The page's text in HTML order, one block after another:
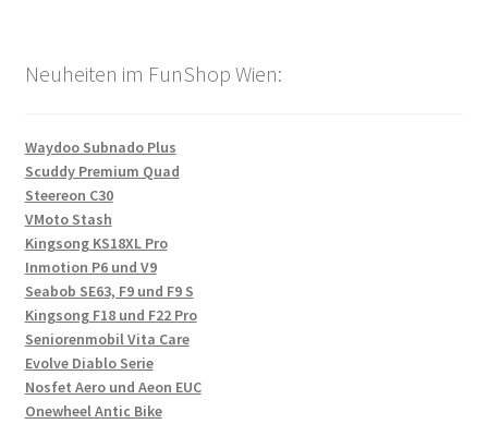
Neuheiten im FunShop Wien:
Waydoo Subnado Plus
Scuddy Premium Quad
Steereon C30
VMoto Stash
Kingsong KS18XL Pro
Inmotion P6 und V9
Seabob SE63, F9 und F9 S
Kingsong F18 und F22 Pro
Seniorenmobil Vita Care
Evolve Diablo Serie
Nosfet Aero und Aeon EUC
Onewheel Antic Bike